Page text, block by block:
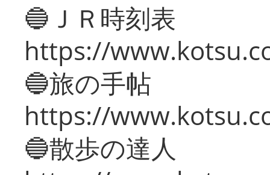
🔵ＪＲ時刻表
https://
🔵旅の手帖
https://
🔵散歩の達人